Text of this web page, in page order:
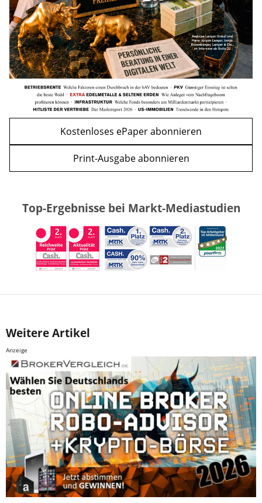
WEITERE ARTIKEL
zurückweiter
Kostenloses ePaper abonnieren
Print-Ausgabe abonnieren
Top-Ergebnisse bei Markt-Mediastudien
Weitere Artikel
Anzeige